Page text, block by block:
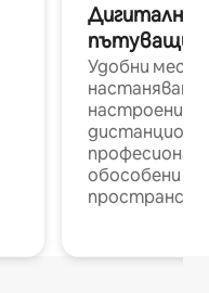
Дигитални
пътуващи
Удобни
настаняване
настроени и
обособени